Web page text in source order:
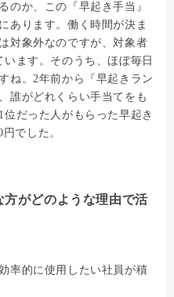
のか、この『早起き手当』
あります。働く時間が決ま
対象外なのですが、対象者
ます。そのうち、ほぼ毎日
ね。2年前から『早起きラン
誰がどれくらい手当てをも
だった人がもらった早起き
でした。
方がどのような理由で活
率的に使用したい社員が積